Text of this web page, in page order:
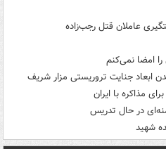
عاملان قتل رجب‌زاده
را امضا نمی‌کنم
ابعاد جنایت تروریستی مزار شریف
مذاکره با ایران
در حال تدریس
شهید